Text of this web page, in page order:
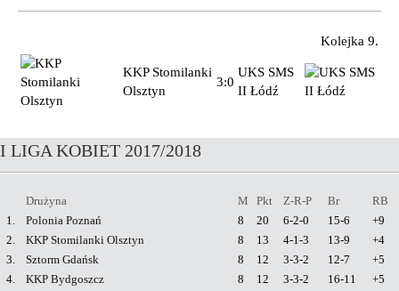
Kolejka 9.
KKP Stomilanki
Olsztyn
3:0
UKS SMS
II Łódź
I LIGA KOBIET 2017/2018
Drużyna M Pkt Z-R-P Br
RB
1.
Polonia Poznań 8 20 6-2-0 15-6
+9
2.
KKP Stomilanki Olsztyn 8 13 4-1-3 13-9
+4
3.
Sztorm Gdańsk 8 12 3-3-2 12-7
+5
4.
KKP Bydgoszcz 8 12 3-3-2 16-11
+5